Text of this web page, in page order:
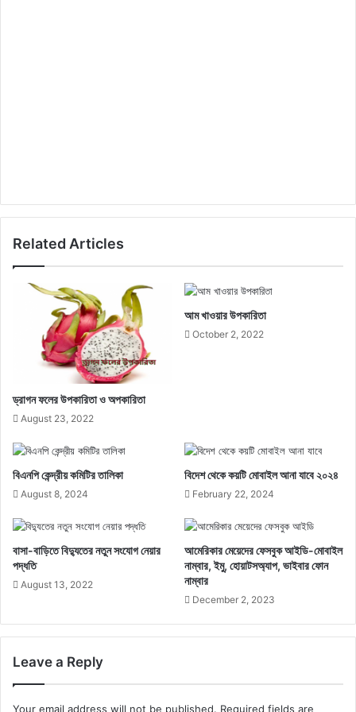
Related Articles
ড্রাগন ফলের উপকারিতা ও অপকারিতা
August 23, 2022
আম খাওয়ার উপকারিতা
October 2, 2022
বিএনপি কেন্দ্রীয় কমিটির তালিকা
August 8, 2024
বিদেশ থেকে কয়টি মোবাইল আনা যাবে ২০২৪
February 22, 2024
বাসা-বাড়িতে বিদ্যুতের নতুন সংযোগ নেয়ার
পদ্ধতি
August 13, 2022
আমেরিকার মেয়েদের ফেসবুক আইডি-মোবাইল
নাম্বার, ইমু, হোয়াটসঅ্যাপ, ভাইবার ফোন
নাম্বার
December 2, 2023
Leave a Reply
Your email address will not be published. Required fields are